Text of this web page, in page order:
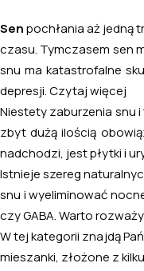
Sen pochłania aż jedną
czasu. Tymczasem sen
snu ma katastrofalne
depresji. Czytaj więcej
Niestety zaburzenia snu
zbyt dużą ilością
nadchodzi, jest płytki i
Istnieje szereg
snu i wyeliminować
czy GABA. Warto
W tej kategorii znajdą
mieszanki, złożone z